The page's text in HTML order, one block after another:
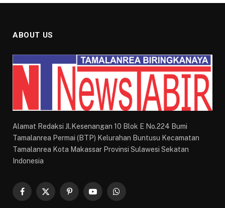
ABOUT US
Alamat Redaksi Jl.Kesenangan 10 Blok E No.224 Bumi
Tamalanrea Permai (BTP) Kelurahan Buntusu Kecamatan
Tamalanrea Kota Makassar Provinsi Sulawesi Sekatan
Indonesia
Facebook
X
PinterestYouTubeWhatsApp